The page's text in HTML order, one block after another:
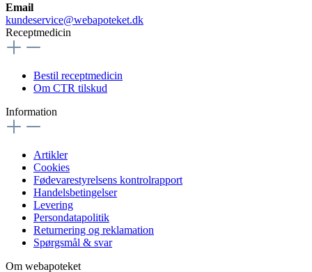
Email
kundeservice@webapoteket.dk
Receptmedicin
Bestil receptmedicin
Om CTR tilskud
Information
Artikler
Cookies
Fødevarestyrelsens kontrolrapport
Handelsbetingelser
Levering
Persondatapolitik
Returnering og reklamation
Spørgsmål & svar
Om webapoteket